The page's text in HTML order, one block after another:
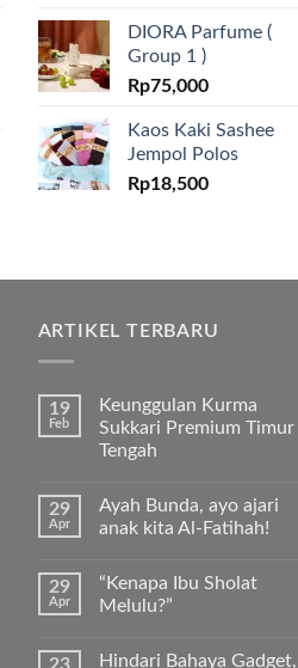
DIORA Parfume (
Group 1 )
Rp75,000
Kaos Kaki Sashee
Jempol Polos
Rp18,500
ARTIKEL TERBARU
19
Feb
Keunggulan Kurma
Sukkari Premium Timur
Tengah
komentar
Keunggulan
Premium
Timur
Tengah
29
Apr
Ayah Bunda, ayo ajari
anak kita Al-Fatihah!
komentar
pada
Ayah
ajari
29
Apr
“Kenapa Ibu Sholat
Melulu?”
komentar
23
Hindari Bahaya Gadget,